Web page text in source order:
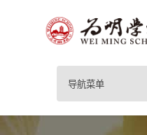
导航菜单